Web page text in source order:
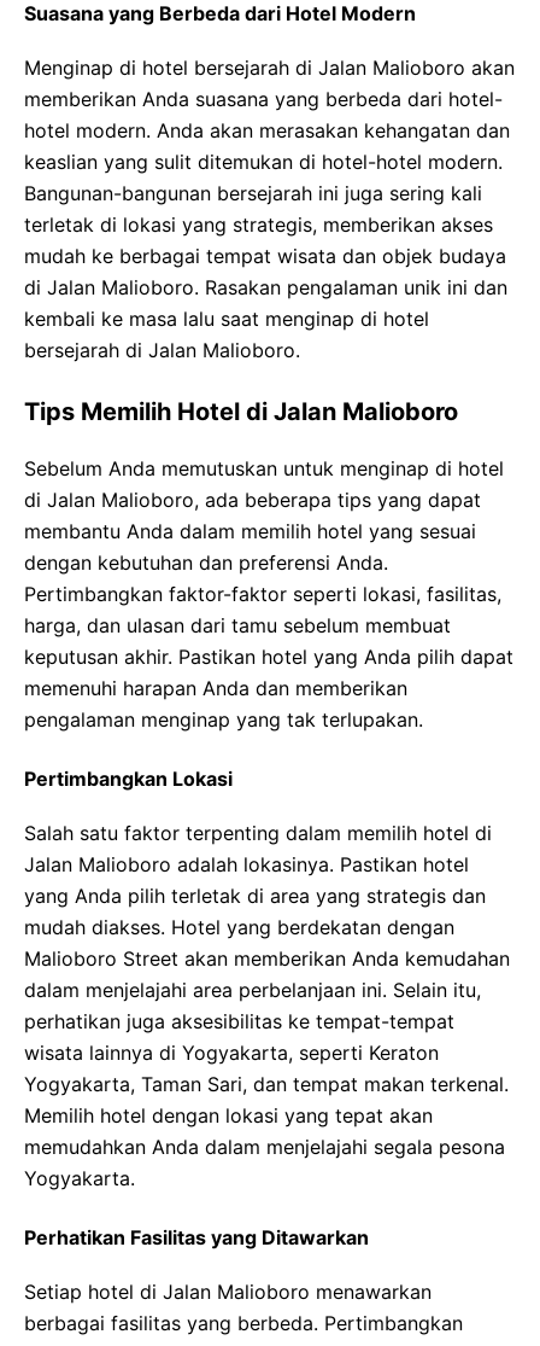
Suasana yang Berbeda dari Hotel Modern
Menginap di hotel bersejarah di Jalan Malioboro akan
memberikan Anda suasana yang berbeda dari hotel-
hotel modern. Anda akan merasakan kehangatan dan
keaslian yang sulit ditemukan di hotel-hotel modern.
Bangunan-bangunan bersejarah ini juga sering kali
terletak di lokasi yang strategis, memberikan akses
mudah ke berbagai tempat wisata dan objek budaya
di Jalan Malioboro. Rasakan pengalaman unik ini dan
kembali ke masa lalu saat menginap di hotel
bersejarah di Jalan Malioboro.
Tips Memilih Hotel di Jalan Malioboro
Sebelum Anda memutuskan untuk menginap di hotel
di Jalan Malioboro, ada beberapa tips yang dapat
membantu Anda dalam memilih hotel yang sesuai
dengan kebutuhan dan preferensi Anda.
Pertimbangkan faktor-faktor seperti lokasi, fasilitas,
harga, dan ulasan dari tamu sebelum membuat
keputusan akhir. Pastikan hotel yang Anda pilih dapat
memenuhi harapan Anda dan memberikan
pengalaman menginap yang tak terlupakan.
Pertimbangkan Lokasi
Salah satu faktor terpenting dalam memilih hotel di
Jalan Malioboro adalah lokasinya. Pastikan hotel
yang Anda pilih terletak di area yang strategis dan
mudah diakses. Hotel yang berdekatan dengan
Malioboro Street akan memberikan Anda kemudahan
dalam menjelajahi area perbelanjaan ini. Selain itu,
perhatikan juga aksesibilitas ke tempat-tempat
wisata lainnya di Yogyakarta, seperti Keraton
Yogyakarta, Taman Sari, dan tempat makan terkenal.
Memilih hotel dengan lokasi yang tepat akan
memudahkan Anda dalam menjelajahi segala pesona
Yogyakarta.
Perhatikan Fasilitas yang Ditawarkan
Setiap hotel di Jalan Malioboro menawarkan
berbagai fasilitas yang berbeda. Pertimbangkan